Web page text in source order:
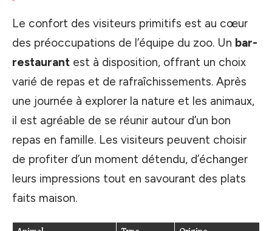
Le confort des visiteurs primitifs est au cœur
des préoccupations de l’équipe du zoo. Un bar-
restaurant est à disposition, offrant un choix
varié de repas et de rafraîchissements. Après
une journée à explorer la nature et les animaux,
il est agréable de se réunir autour d’un bon
repas en famille. Les visiteurs peuvent choisir
de profiter d’un moment détendu, d’échanger
leurs impressions tout en savourant des plats
faits maison.